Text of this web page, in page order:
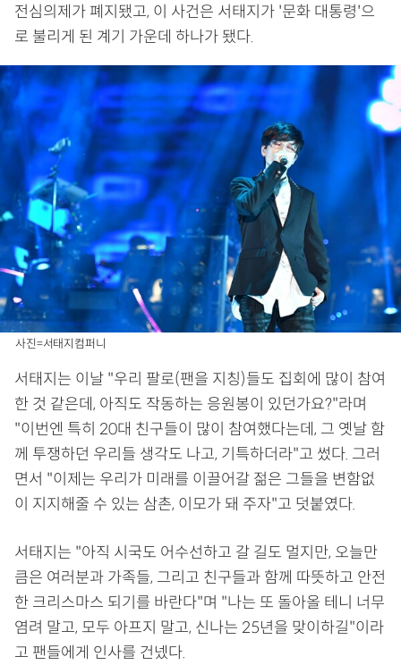
전심의제가 폐지됐고, 이 사건은 서태지가 '문화 대통령'으
로 불리게 된 계기 가운데 하나가 됐다.
사진=서태지컴퍼니
서태지는 이날 "우리 팔로(팬을 지칭)들도 집회에 많이 참여
한 것 같은데, 아직도 작동하는 응원봉이 있던가요?"라며
"이번엔 특히 20대 친구들이 많이 참여했다는데, 그 옛날 함
께 투쟁하던 우리들 생각도 나고, 기특하더라"고 썼다. 그러
면서 "이제는 우리가 미래를 이끌어갈 젊은 그들을 변함없
이 지지해줄 수 있는 삼촌, 이모가 돼 주자"고 덧붙였다.
서태지는 "아직 시국도 어수선하고 갈 길도 멀지만, 오늘만
큼은 여러분과 가족들, 그리고 친구들과 함께 따뜻하고 안전
한 크리스마스 되기를 바란다"며 "나는 또 돌아올 테니 너무
염려 말고, 모두 아프지 말고, 신나는 25년을 맞이하길"이라
고 팬들에게 인사를 건넸다.